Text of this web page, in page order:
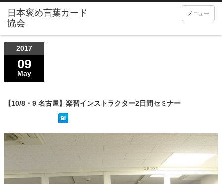
メニュー
2017
09
May
【10/8・9 名古屋】楽習インストラクター2日間セミナー